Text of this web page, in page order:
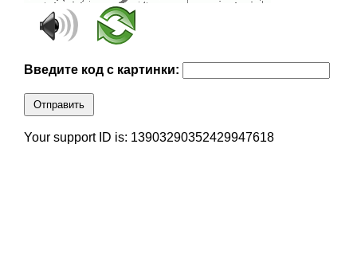
Введите код с картинки:
Отправить
Your support ID is: 13903290352429947618